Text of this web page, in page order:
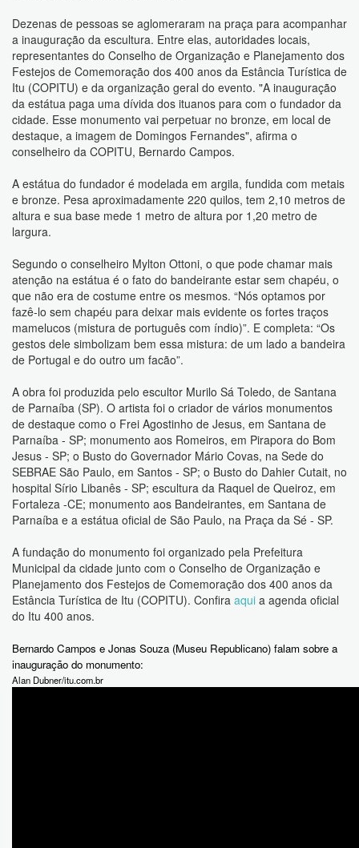
Dezenas de pessoas se aglomeraram na praça para acompanhar
a inauguração da escultura. Entre elas, autoridades locais,
representantes do Conselho de Organização e Planejamento dos
Festejos de Comemoração dos 400 anos da Estância Turística de
Itu (COPITU) e da organização geral do evento. "A inauguração
da estátua paga uma dívida dos ituanos para com o fundador da
cidade. Esse monumento vai perpetuar no bronze, em local de
destaque, a imagem de Domingos Fernandes", afirma o
conselheiro da COPITU, Bernardo Campos.
A estátua do fundador é modelada em argila, fundida com metais
e bronze. Pesa aproximadamente 220 quilos, tem 2,10 metros de
altura e sua base mede 1 metro de altura por 1,20 metro de
largura.
Segundo o conselheiro Mylton Ottoni, o que pode chamar mais
atenção na estátua é o fato do bandeirante estar sem chapéu, o
que não era de costume entre os mesmos. “Nós optamos por
fazê-lo sem chapéu para deixar mais evidente os fortes traços
mamelucos (mistura de português com índio)”. E completa: “Os
gestos dele simbolizam bem essa mistura: de um lado a bandeira
de Portugal e do outro um facão”.
A obra foi produzida pelo escultor Murilo Sá Toledo, de Santana
de Parnaíba (SP). O artista foi o criador de vários monumentos
de destaque como o Frei Agostinho de Jesus, em Santana de
Parnaíba - SP; monumento aos Romeiros, em Pirapora do Bom
Jesus - SP; o Busto do Governador Mário Covas, na Sede do
SEBRAE São Paulo, em Santos - SP; o Busto do Dahier Cutait, no
hospital Sírio Libanês - SP; escultura da Raquel de Queiroz, em
Fortaleza -CE; monumento aos Bandeirantes, em Santana de
Parnaíba e a estátua oficial de São Paulo, na Praça da Sé - SP.
A fundação do monumento foi organizado pela Prefeitura
Municipal da cidade junto com o Conselho de Organização e
Planejamento dos Festejos de Comemoração dos 400 anos da
Estância Turística de Itu (COPITU). Confira aqui a agenda oficial
do Itu 400 anos.
Bernardo Campos e Jonas Souza (Museu Republicano) falam sobre a
inauguração do monumento:
Alan Dubner/itu.com.br